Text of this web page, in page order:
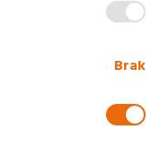
Brak